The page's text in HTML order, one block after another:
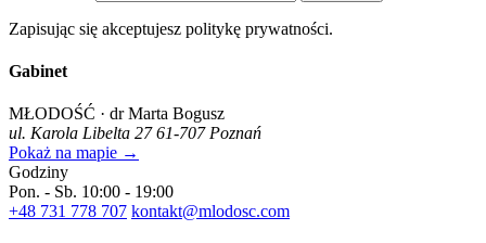
Zapisując się akceptujesz politykę prywatności.
Gabinet
MŁODOŚĆ · dr Marta Bogusz
ul. Karola Libelta 27 61-707 Poznań
Pokaż na mapie →
Godziny
Pon. - Sb. 10:00 - 19:00
+48 731 778 707 kontakt@mlodosc.com